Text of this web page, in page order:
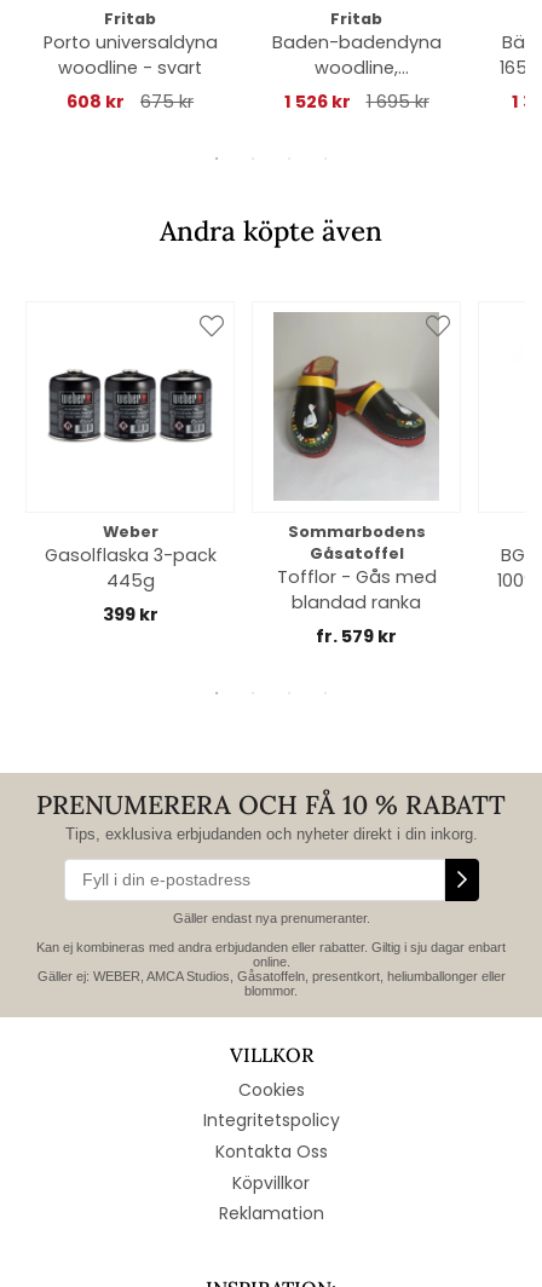
Fritab
Porto universaldyna
woodline - svart
608 kr
675 kr
Fritab
Baden-badendyna
woodline,
nackkudde -
1 526 kr 1 695 kr
165
1
Andra köpte även
Weber
Gasolflaska 3-pack
445g
399 kr
Sommarbodens
Gåsatoffel
Tofflor - Gås med
blandad ranka
fr. 579 kr
PRENUMERERA OCH FÅ 10 % RABATT
Tips, exklusiva erbjudanden och nyheter direkt i din inkorg.
Gäller endast nya prenumeranter.
Kan ej kombineras med andra erbjudanden eller rabatter. Giltig i sju dagar enbart
online.
Gäller ej: WEBER, AMCA Studios, Gåsatoffeln, presentkort, heliumballonger eller
blommor.
VILLKOR
Cookies
Integritetspolicy
Kontakta Oss
Köpvillkor
Reklamation